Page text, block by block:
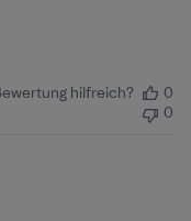
hilfreich?
0
0